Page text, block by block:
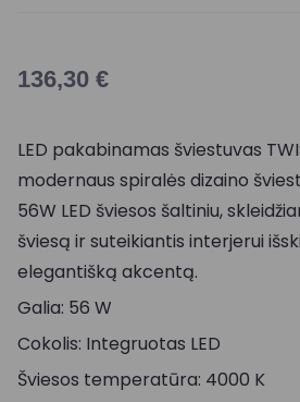
136,30 €
LED pakabinamas šviestuvas
modernaus spiralės dizaino
56W LED šviesos šaltiniu,
šviesą ir suteikiantis interjerui
elegantišką akcentą.
Galia: 56 W
Cokolis: Integruotas LED
Šviesos temperatūra: 4000 K